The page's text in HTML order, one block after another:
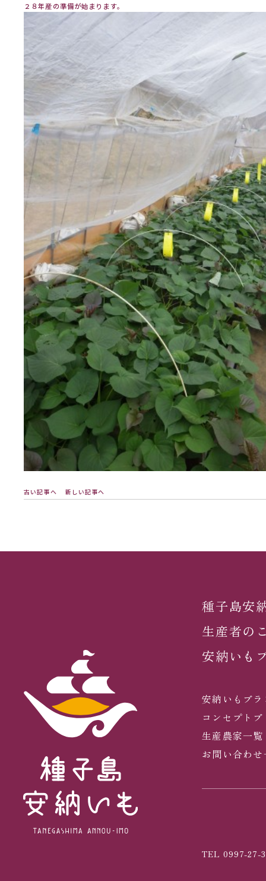
２８年産の準備が始まります。
古い記事へ 新しい記事へ
種子島安
生産者の
安納いも
安納いもブ
コンセプト
生産農家一覧
お問い合わ
TEL 0997-27-